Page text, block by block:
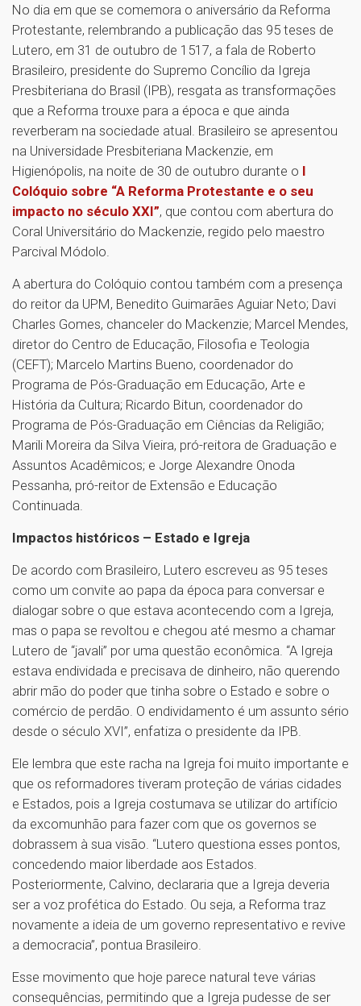
No dia em que se comemora o aniversário da Reforma
Protestante, relembrando a publicação das 95 teses de
Lutero, em 31 de outubro de 1517, a fala de Roberto
Brasileiro, presidente do Supremo Concílio da Igreja
Presbiteriana do Brasil (IPB), resgata as transformações
que a Reforma trouxe para a época e que ainda
reverberam na sociedade atual. Brasileiro se apresentou
na Universidade Presbiteriana Mackenzie, em
Higienópolis, na noite de 30 de outubro durante o I
Colóquio sobre “A Reforma Protestante e o seu
impacto no século XXI”, que contou com abertura do
Coral Universitário do Mackenzie, regido pelo maestro
Parcival Módolo.
A abertura do Colóquio contou também com a presença
do reitor da UPM, Benedito Guimarães Aguiar Neto; Davi
Charles Gomes, chanceler do Mackenzie; Marcel Mendes,
diretor do Centro de Educação, Filosofia e Teologia
(CEFT); Marcelo Martins Bueno, coordenador do
Programa de Pós-Graduação em Educação, Arte e
História da Cultura; Ricardo Bitun, coordenador do
Programa de Pós-Graduação em Ciências da Religião;
Marili Moreira da Silva Vieira, pró-reitora de Graduação e
Assuntos Acadêmicos; e Jorge Alexandre Onoda
Pessanha, pró-reitor de Extensão e Educação
Continuada.
Impactos históricos – Estado e Igreja
De acordo com Brasileiro, Lutero escreveu as 95 teses
como um convite ao papa da época para conversar e
dialogar sobre o que estava acontecendo com a Igreja,
mas o papa se revoltou e chegou até mesmo a chamar
Lutero de “javali” por uma questão econômica. “A Igreja
estava endividada e precisava de dinheiro, não querendo
abrir mão do poder que tinha sobre o Estado e sobre o
comércio de perdão. O endividamento é um assunto sério
desde o século XVI”, enfatiza o presidente da IPB.
Ele lembra que este racha na Igreja foi muito importante e
que os reformadores tiveram proteção de várias cidades
e Estados, pois a Igreja costumava se utilizar do artifício
da excomunhão para fazer com que os governos se
dobrassem à sua visão. “Lutero questiona esses pontos,
concedendo maior liberdade aos Estados.
Posteriormente, Calvino, declararia que a Igreja deveria
ser a voz profética do Estado. Ou seja, a Reforma traz
novamente a ideia de um governo representativo e revive
a democracia”, pontua Brasileiro.
Esse movimento que hoje parece natural teve várias
consequências, permitindo que a Igreja pudesse de ser